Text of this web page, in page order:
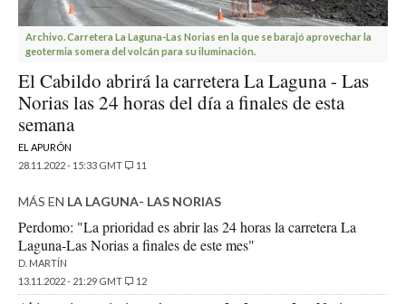
Archivo. Carretera La Laguna-Las Norias en la que se barajó aprovechar la
geotermia somera del volcán para su iluminación.
El Cabildo abrirá la carretera La Laguna - Las
Norias las 24 horas del día a finales de esta
semana
EL APURÓN
28.11.2022 - 15:33 GMT
11
MÁS EN LA LAGUNA- LAS NORIAS
Perdomo: "La prioridad es abrir las 24 horas la carretera La
Laguna-Las Norias a finales de este mes"
D. MARTÍN
13.11.2022 - 21:29 GMT
12